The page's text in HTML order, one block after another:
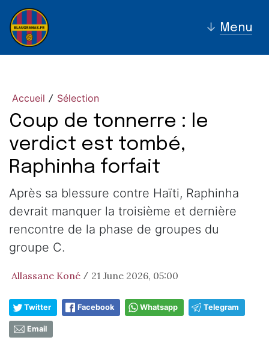
↓ Menu
Accueil / Sélection
Coup de tonnerre : le
verdict est tombé,
Raphinha forfait
Après sa blessure contre Haïti, Raphinha
devrait manquer la troisième et dernière
rencontre de la phase de groupes du
groupe C.
Allassane Koné / 21 June 2026, 05:00
Twitter Facebook Whatsapp Telegram
Email